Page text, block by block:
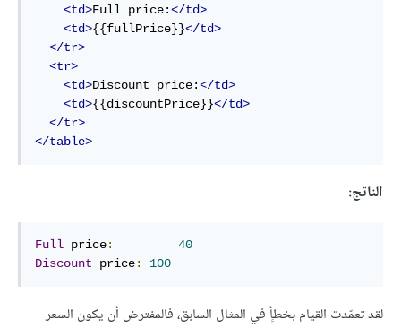
<td>Full price:</td>
<td>{{fullPrice}}</td>
</tr>
<tr>
<td>Discount price:</td>
<td>{{discountPrice}}</td>
</tr>
</table>
الناتج:
Full price:
40
Discount price: 100
لقد تعمّدت القيام بخطأٍ في المثال السابق، فالمفترض أن يكون السعر